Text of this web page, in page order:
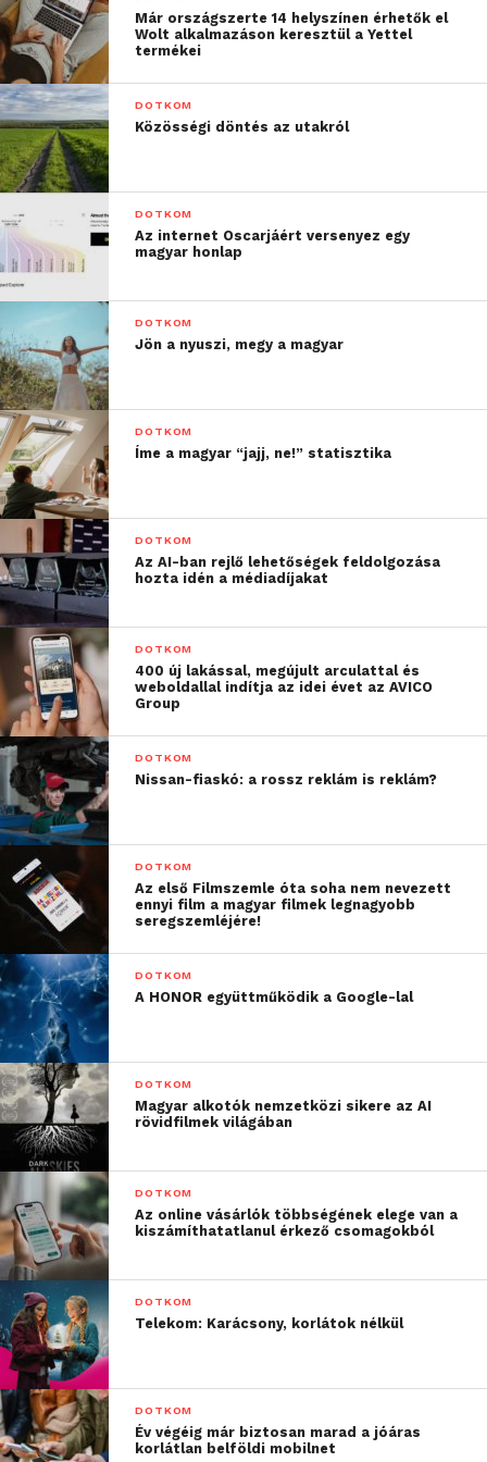
Már országszerte 14 helyszínen érhetők el
Wolt alkalmazáson keresztül a Yettel
termékei
DOTKOM
Közösségi döntés az utakról
DOTKOM
Az internet Oscarjáért versenyez egy
magyar honlap
DOTKOM
Jön a nyuszi, megy a magyar
DOTKOM
Íme a magyar “jajj, ne!” statisztika
DOTKOM
Az AI-ban rejlő lehetőségek feldolgozása
hozta idén a médiadíjakat
DOTKOM
400 új lakással, megújult arculattal és
weboldallal indítja az idei évet az AVICO
Group
DOTKOM
Nissan-fiaskó: a rossz reklám is reklám?
DOTKOM
Az első Filmszemle óta soha nem nevezett
ennyi film a magyar filmek legnagyobb
seregszemléjére!
DOTKOM
A HONOR együttműködik a Google-lal
DOTKOM
Magyar alkotók nemzetközi sikere az AI
rövidfilmek világában
DOTKOM
Az online vásárlók többségének elege van a
kiszámíthatatlanul érkező csomagokból
DOTKOM
Telekom: Karácsony, korlátok nélkül
DOTKOM
Év végéig már biztosan marad a jóáras
korlátlan belföldi mobilnet